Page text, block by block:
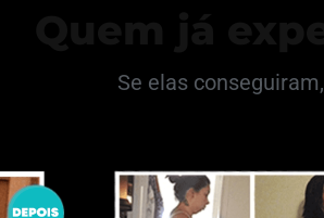
Se elas conseguiram,